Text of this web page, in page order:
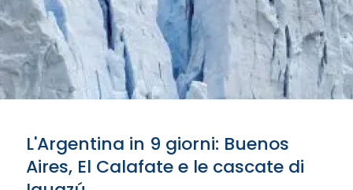
L'Argentina in 9 giorni: Buenos
Aires, El Calafate e le cascate di